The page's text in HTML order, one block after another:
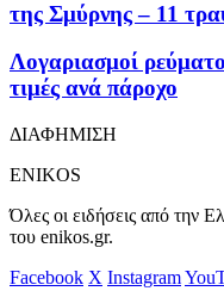
της Σμύρνης – 11
Λογαριασμοί
τιμές ανά πάροχο
ΔΙΑΦΗΜΙΣΗ
ENIKOS
Όλες οι ειδήσεις από την
του enikos.gr.
Facebook X Instagram